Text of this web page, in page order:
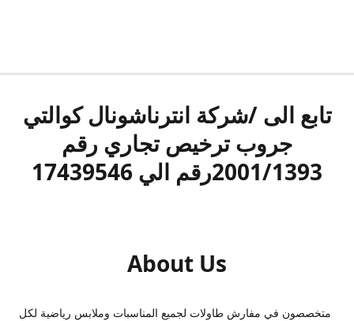
تابع الى /شركة انترناشونال كوالتي
جروب ترخيص تجاري رقم
2001/1393رقم الي 17439546
About Us
متخصصون في مفارش طاولات لجميع المناسبات وملابس رياضية لكل